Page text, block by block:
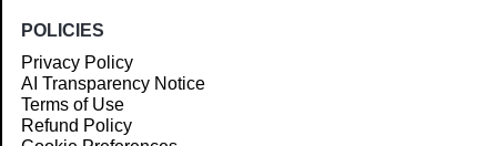
POLICIES
Privacy Policy
AI Transparency Notice
Terms of Use
Refund Policy